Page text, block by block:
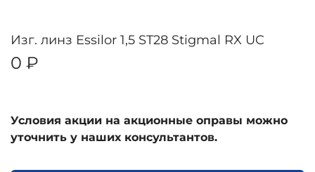
Изг. линз Essilor 1,5 ST28 Stigmal RX UC
0 ₽
Условия акции на акционные оправы можно
уточнить у наших консультантов.